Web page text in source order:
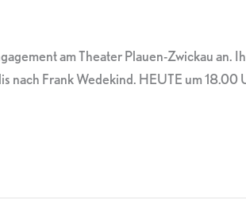
am Theater Plauen-Zwickau an.
Frank Wedekind. HEUTE um